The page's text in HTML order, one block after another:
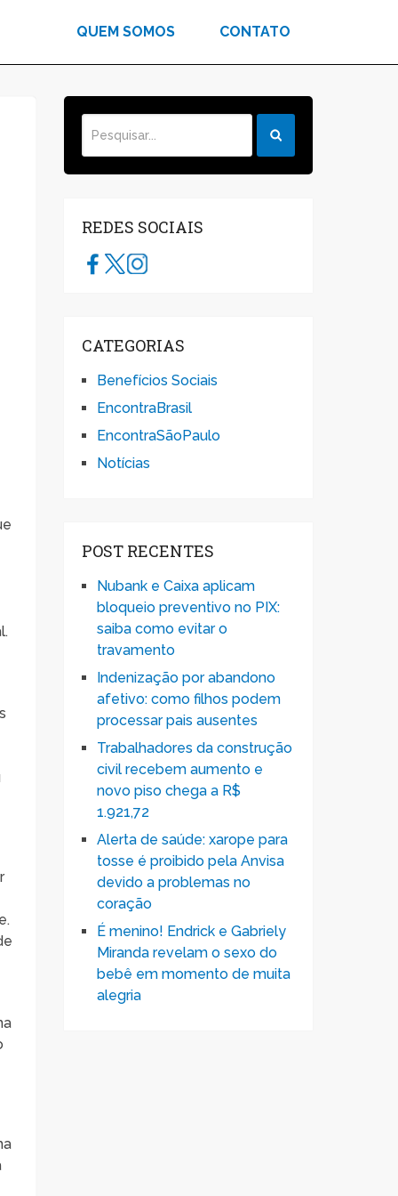
QUEM SOMOS CONTATO
REDES SOCIAIS
CATEGORIAS
Benefícios Sociais
EncontraBrasil
EncontraSãoPaulo
Notícias
POST RECENTES
Nubank e Caixa aplicam
bloqueio preventivo no PIX:
saiba como evitar o
travamento
Indenização por abandono
afetivo: como filhos podem
processar pais ausentes
Trabalhadores da construção
civil recebem aumento e
novo piso chega a R$
1.921,72
Alerta de saúde: xarope para
tosse é proibido pela Anvisa
devido a problemas no
coração
É menino! Endrick e Gabriely
Miranda revelam o sexo do
bebê em momento de muita
alegria